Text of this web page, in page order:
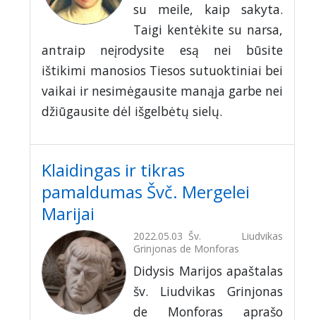
su meile, kaip sakyta.
Taigi kentėkite su narsa,
antraip neįrodysite esą nei būsite
ištikimi manosios Tiesos sutuoktiniai bei
vaikai ir nesimėgausite manąja garbe nei
džiūgausite dėl išgelbėtų sielų.
Klaidingas ir tikras
pamaldumas Švč. Mergelei
Marijai
2022.05.03 Šv. Liudvikas
Grinjonas de Monforas
Didysis Marijos apaštalas
šv. Liudvikas Grinjonas
de Monforas aprašo